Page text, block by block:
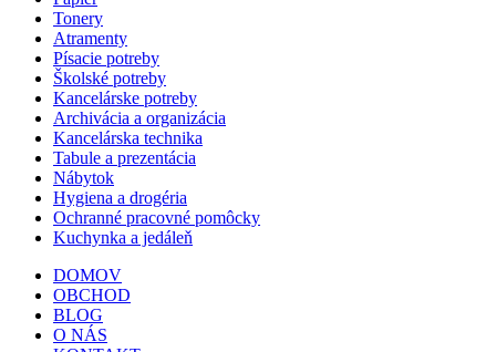
Tonery
Atramenty
Písacie potreby
Školské potreby
Kancelárske potreby
Archivácia a organizácia
Kancelárska technika
Tabule a prezentácia
Nábytok
Hygiena a drogéria
Ochranné pracovné pomôcky
Kuchynka a jedáleň
DOMOV
OBCHOD
BLOG
O NÁS